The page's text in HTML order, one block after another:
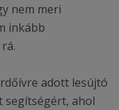
nem meri
inkább
adott lesújtó
segítségért, ahol